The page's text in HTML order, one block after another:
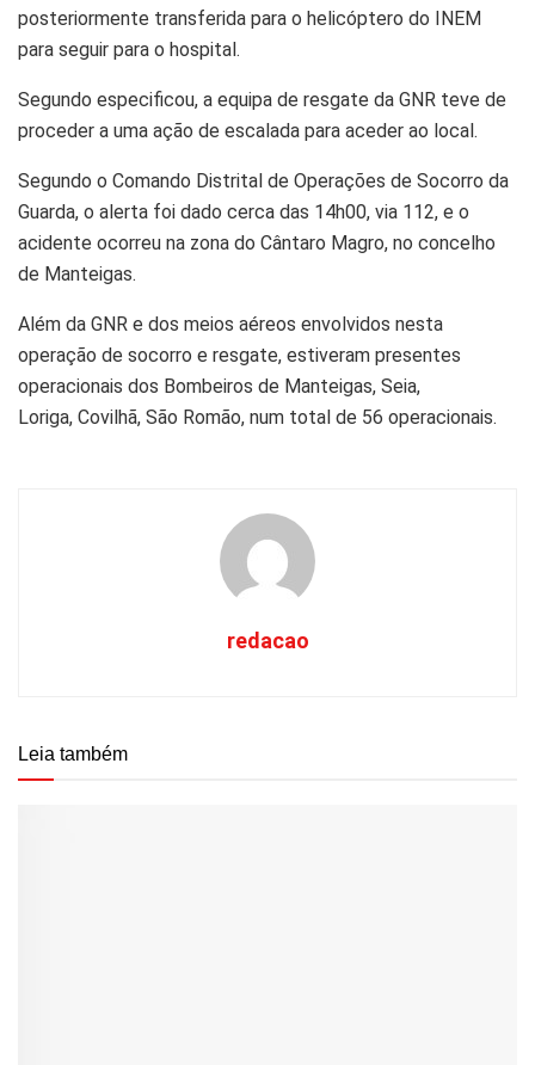
posteriormente transferida para o helicóptero do INEM
para seguir para o hospital.
Segundo especificou, a equipa de resgate da GNR teve de
proceder a uma ação de escalada para aceder ao local.
Segundo o Comando Distrital de Operações de Socorro da
Guarda, o alerta foi dado cerca das 14h00, via 112, e o
acidente ocorreu na zona do Cântaro Magro, no concelho
de Manteigas.
Além da GNR e dos meios aéreos envolvidos nesta
operação de socorro e resgate, estiveram presentes
operacionais dos Bombeiros de Manteigas, Seia,
Loriga, Covilhã, São Romão, num total de 56 operacionais.
redacao
Leia também